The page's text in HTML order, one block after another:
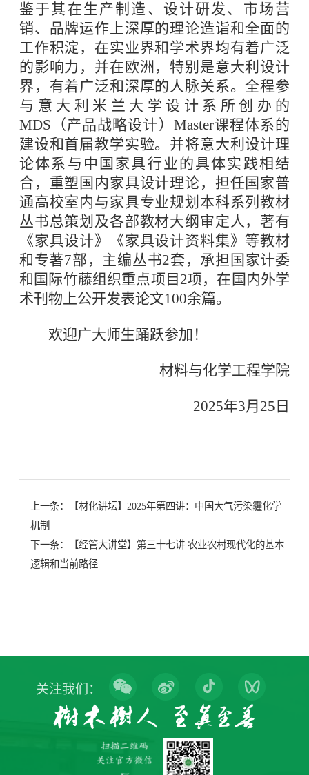
鉴于其在生产制造、设计研发、市场营
销、品牌运作上深厚的理论造诣和全面的
工作积淀，在实业界和学术界均有着广泛
的影响力，并在欧洲，特别是意大利设计
界，有着广泛和深厚的人脉关系。全程参
与意大利米兰大学设计系所创办的
MDS（产品战略设计）Master课程体系的
建设和首届教学实验。并将意大利设计理
论体系与中国家具行业的具体实践相结
合，重塑国内家具设计理论，担任国家普
通高校室内与家具专业规划本科系列教材
丛书总策划及各部教材大纲审定人，著有
《家具设计》《家具设计资料集》等教材
和专著7部，主编丛书2套，承担国家计委
和国际竹藤组织重点项目2项，在国内外学
术刊物上公开发表论文100余篇。
欢迎广大师生踊跃参加！
材料与化学工程学院
2025年3月25日
上一条：
【材化讲坛】2025年第四讲：中国大气污染霾化学
机制
下一条：
【经管大讲堂】第三十七讲 农业农村现代化的基本
逻辑和当前路径
关注我们：